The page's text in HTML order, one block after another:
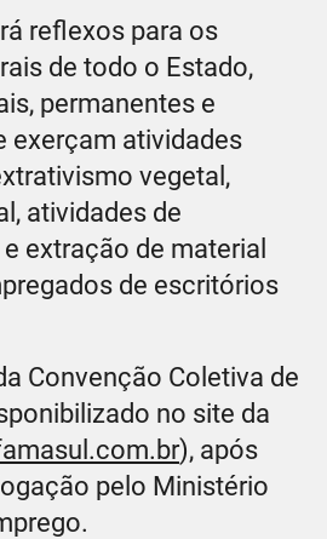
reflexos para os
de todo o Estado,
permanentes e
exerçam atividades
vegetal,
atividades de
extração de material
de escritórios
Convenção Coletiva de
no site da
), após
pelo Ministério